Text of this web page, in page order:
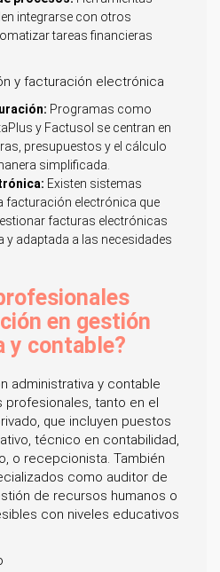
integrarse con otros
tareas financieras
y facturación electrónica
Programas como
y Factusol se centran en
presupuestos y el cálculo
simplificada.
Existen sistemas
facturación electrónica que
facturas electrónicas
y adaptada a las necesidades
en gestión
y contable?
administrativa y contable
tanto en el
que incluyen puestos
técnico en contabilidad,
o recepcionista. También
como auditor de
de recursos humanos o
con niveles educativos